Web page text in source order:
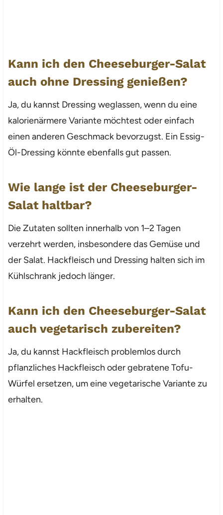
Kann ich den Cheeseburger-Salat
auch ohne Dressing genießen?
Ja, du kannst Dressing weglassen, wenn du eine
kalorienärmere Variante möchtest oder einfach
einen anderen Geschmack bevorzugst. Ein Essig-
Öl-Dressing könnte ebenfalls gut passen.
Wie lange ist der Cheeseburger-
Salat haltbar?
Die Zutaten sollten innerhalb von 1–2 Tagen
verzehrt werden, insbesondere das Gemüse und
der Salat. Hackfleisch und Dressing halten sich im
Kühlschrank jedoch länger.
Kann ich den Cheeseburger-Salat
auch vegetarisch zubereiten?
Ja, du kannst Hackfleisch problemlos durch
pflanzliches Hackfleisch oder gebratene Tofu-
Würfel ersetzen, um eine vegetarische Variante zu
erhalten.